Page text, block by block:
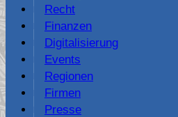
Recht
Finanzen
Digitalisierung
Events
Regionen
Firmen
Presse